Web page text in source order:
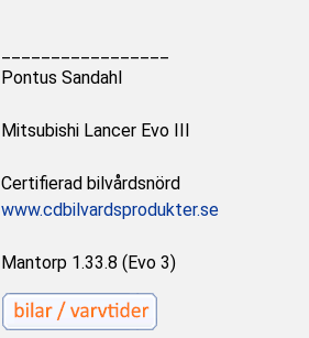
Pontus Sandahl
Mitsubishi Lancer Evo III
Certifierad bilvårdsnörd
www.cdbilvardsprodukter.se
Mantorp 1.33.8 (Evo 3)